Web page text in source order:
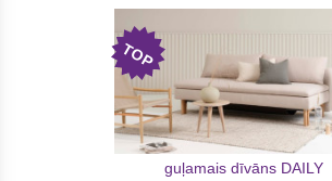
TOP
guļamais dīvāns DAILY